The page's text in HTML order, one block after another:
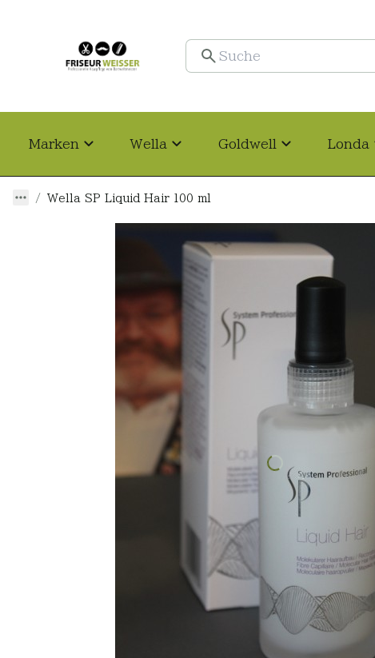
Marken Wella Goldwell Londa
Wella SP Liquid Hair 100 ml